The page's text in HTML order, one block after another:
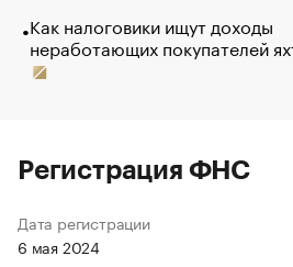
Как налоговики ищут доходы
неработающих покупателей
Регистрация ФНС
Дата регистрации
6 мая 2024